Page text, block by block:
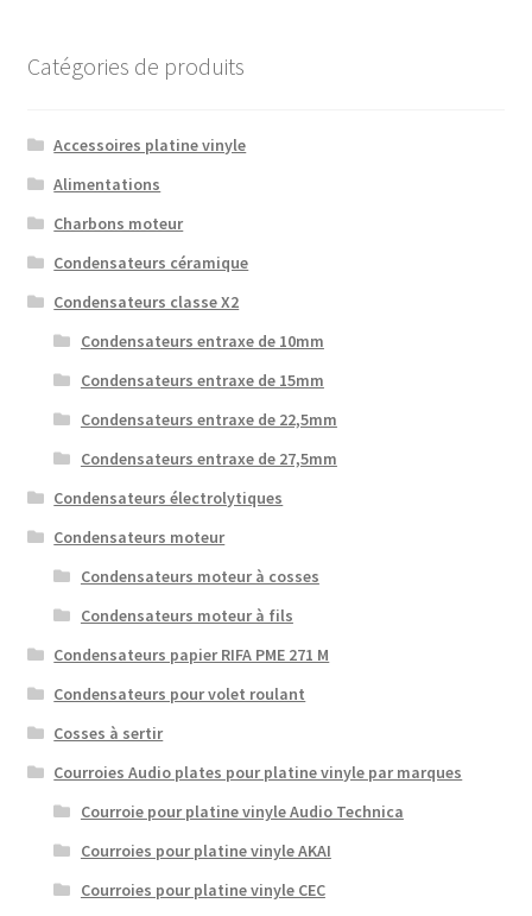
Catégories de produits
Accessoires platine vinyle
Alimentations
Charbons moteur
Condensateurs céramique
Condensateurs classe X2
Condensateurs entraxe de 10mm
Condensateurs entraxe de 15mm
Condensateurs entraxe de 22,5mm
Condensateurs entraxe de 27,5mm
Condensateurs électrolytiques
Condensateurs moteur
Condensateurs moteur à cosses
Condensateurs moteur à fils
Condensateurs papier RIFA PME 271 M
Condensateurs pour volet roulant
Cosses à sertir
Courroies Audio plates pour platine vinyle par marques
Courroie pour platine vinyle Audio Technica
Courroies pour platine vinyle AKAI
Courroies pour platine vinyle CEC